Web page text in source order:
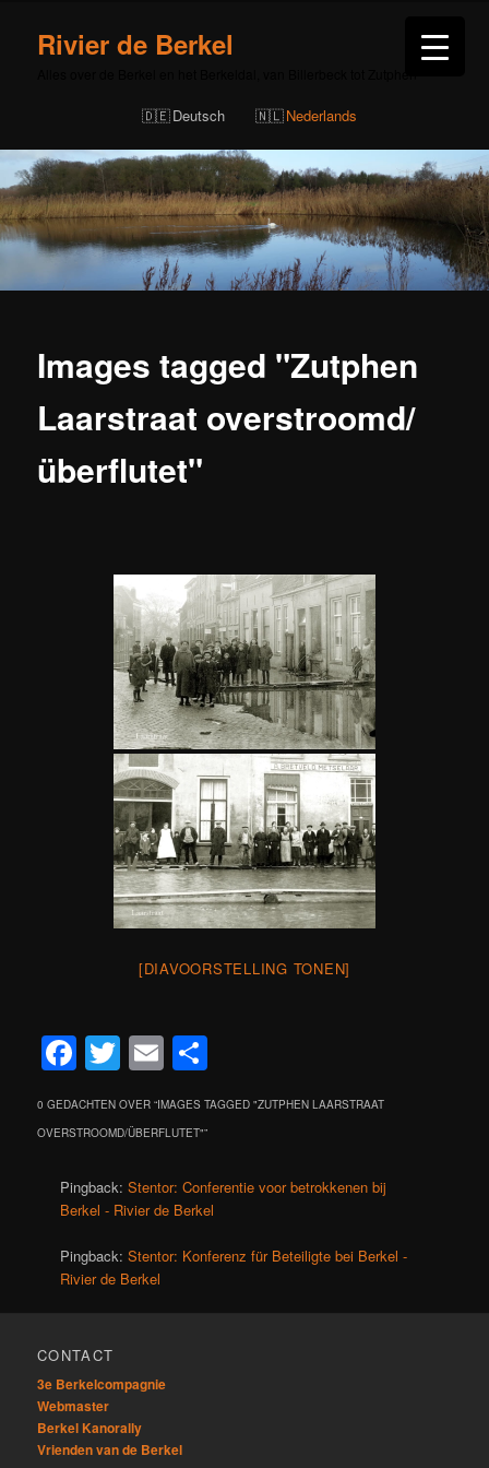
Rivier de Berkel
Deutsch Nederlands
Images tagged "Zutphen
Laarstraat overstroomd/
überflutet"
[DIAVOORSTELLING TONEN]
Facebook
Twitter
Email
0 GEDACHTEN OVER “IMAGES TAGGED "ZUTPHEN LAARSTRAAT
OVERSTROOMD/ÜBERFLUTET"”
Pingback:Stentor: Conferentie voor betrokkenen bij
Berkel - Rivier de Berkel
Pingback:Stentor: Konferenz für Beteiligte bei Berkel -
Rivier de Berkel
CONTACT
3e Berkelcompagnie
Webmaster
Berkel Kanorally
Vrienden van de Berkel